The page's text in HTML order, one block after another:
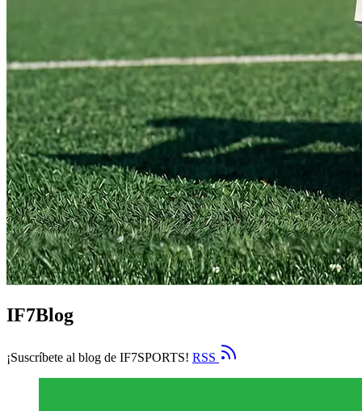
IF7Blog
¡Suscríbete al blog de IF7SPORTS! RSS